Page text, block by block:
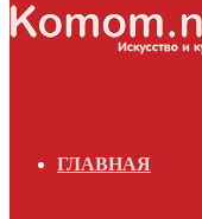
ГЛАВНАЯ